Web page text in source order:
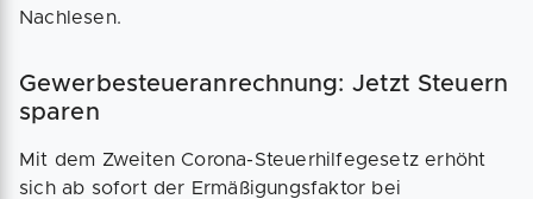
Nachlesen.
Gewerbesteueranrechnung: Jetzt Steuern
sparen
Mit dem Zweiten Corona-Steuerhilfegesetz erhöht
sich ab sofort der Ermäßigungsfaktor bei